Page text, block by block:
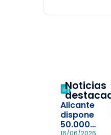
Noticias
Alicante
dispone
50.000